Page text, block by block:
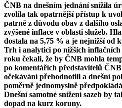
ČNB na dnešním jednání snížila
zvolila tak opatrnější přístup k
patrně z důvodu obav z dalšího
zvýšené inflace v oblasti služeb.
dostala na 5,75 % a je nejnižší od
Trh i analytici po nižších
roku čekali, že by ČNB mohla
po komentářích představitelů
očekávání přehodnotili a dnešní
poměrně jednomyslně
Dnešní samotné snížení sazeb by
dopad na kurz koruny.